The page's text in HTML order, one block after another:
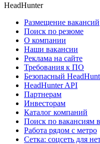
HeadHunter
Размещение вакансий
Поиск по резюме
О компании
Наши вакансии
Реклама на сайте
Требования к ПО
Безопасный
HeadHunter API
Партнерам
Инвесторам
Каталог компаний
Поиск по вакансиям
Работа рядом с метро
Сетка: соцсеть для